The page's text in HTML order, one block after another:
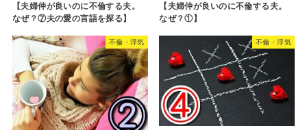
【夫婦仲が良いのに不倫する夫。
なぜ？⑦夫の愛の言語を探る】
【夫婦仲が良いのに不倫する夫。
なぜ？①】
不倫・浮気 不倫・浮気